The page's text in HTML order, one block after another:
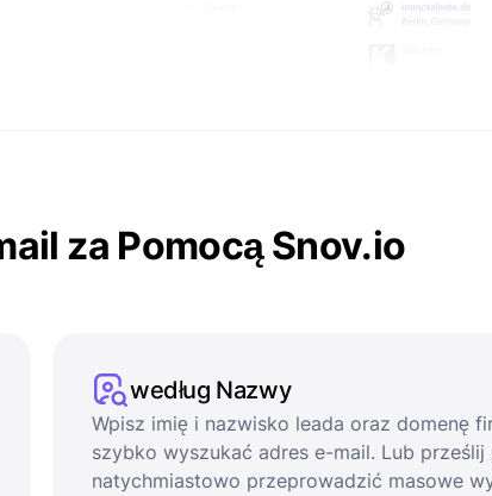
za Pomocą Snov.io
według Nazwy
Wpisz imię i nazwisko leada oraz domenę
szybko wyszukać adres e-mail. Lub prześlij
natychmiastowo przeprowadzić masowe